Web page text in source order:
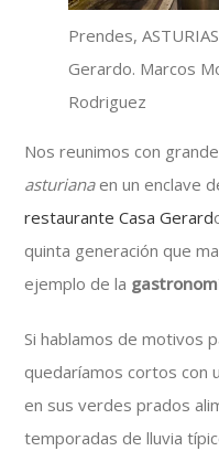
Prendes,
Gerardo. Marcos
Rodriguez
Nos reunimos con
asturianaen un enclave
restaurante Casa Gerard
quinta generación que
ejemplo de la
Si hablamos de motivos
quedaríamos cortos con
en sus verdes prados
temporadas de lluvia